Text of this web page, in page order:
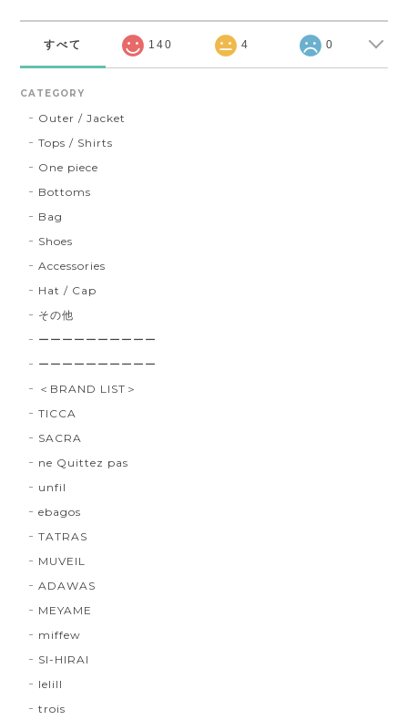
すべて 140 4 0
CATEGORY
Outer / Jacket
Tops / Shirts
One piece
Bottoms
Bag
Shoes
Accessories
Hat / Cap
その他
ーーーーーーーーーー
ーーーーーーーーーー
＜BRAND LIST＞
TICCA
SACRA
ne Quittez pas
unfil
ebagos
TATRAS
MUVEIL
ADAWAS
MEYAME
miffew
SI-HIRAI
lelill
trois